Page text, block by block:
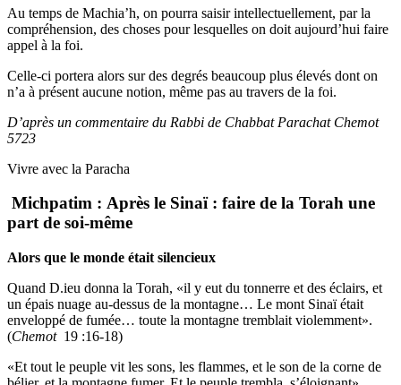
Au temps de Machia’h, on pourra saisir intellectuellement, par la
compréhension, des choses pour lesquelles on doit aujourd’hui faire
appel à la foi.
Celle-ci portera alors sur des degrés beaucoup plus élevés dont on
n’a à présent aucune notion, même pas au travers de la foi.
D’après un commentaire du Rabbi de Chabbat Parachat Chemot
5723
Vivre avec la Paracha
Michpatim : Après le Sinaï : faire de la Torah une
part de soi-même
Alors que le monde était silencieux
Quand D.ieu donna la Torah, «il y eut du tonnerre et des éclairs, et
un épais nuage au-dessus de la montagne… Le mont Sinaï était
enveloppé de fumée… toute la montagne tremblait violemment».
(Chemot19 :16-18)
«Et tout le peuple vit les sons, les flammes, et le son de la corne de